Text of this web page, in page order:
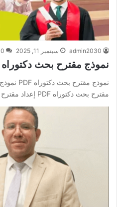
admin2030 سبتمبر 11, 2025 0
نموذج مقترح بحث دكتوراه PDF
مقترح بحث دكتوراه PDF إعداد مقترح بحث دكتوراه ليس…